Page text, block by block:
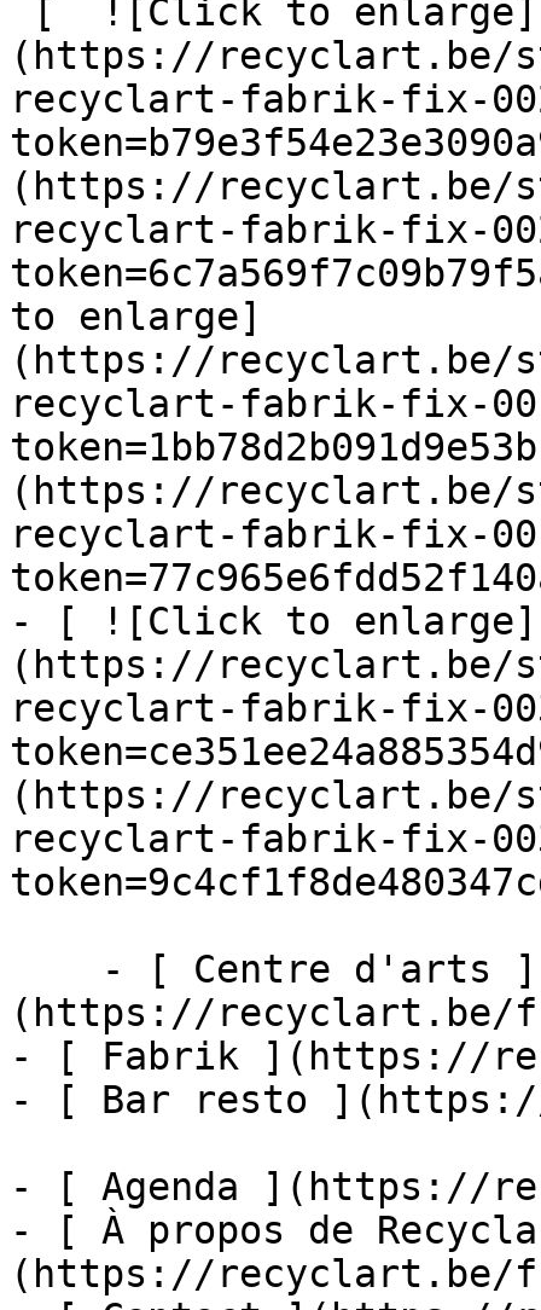
(https://recyclart.be/
recyclart-fabrik-fix-
(https://recyclart.be/
recyclart-fabrik-fix-
to enlarge]
(https://recyclart.be/
recyclart-fabrik-fix-
(https://recyclart.be/
recyclart-fabrik-fix-
- [ ![Click to enlarge]
(https://recyclart.be/
recyclart-fabrik-fix-
(https://recyclart.be/
recyclart-fabrik-fix-
(https://recyclart.be/
- [ Fabrik ](https://
- [ Bar resto
- [ Agenda ](https://
- [ À propos de
(https://recyclart.be/